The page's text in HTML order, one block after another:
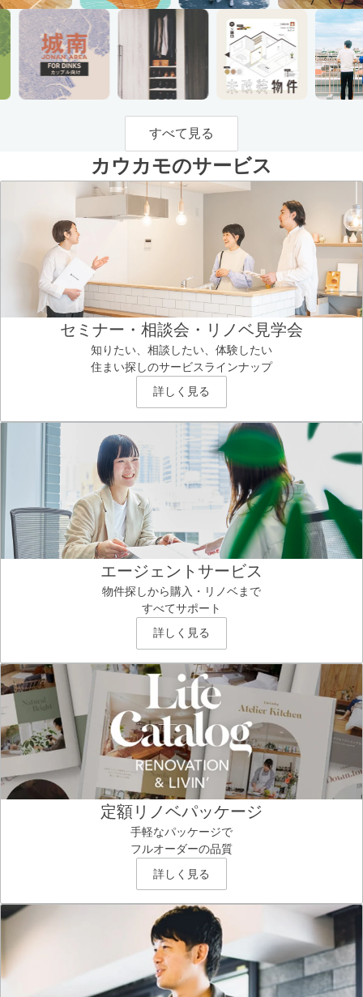
すべて見る
カウカモのサービス
セミナー・相談会・リノベ見学会
知りたい、相談したい、体験したい
住まい探しのサービスラインナップ
詳しく見る
エージェントサービス
物件探しから購入・リノベまで
すべてサポート
詳しく見る
定額リノベパッケージ
手軽なパッケージで
フルオーダーの品質
詳しく見る